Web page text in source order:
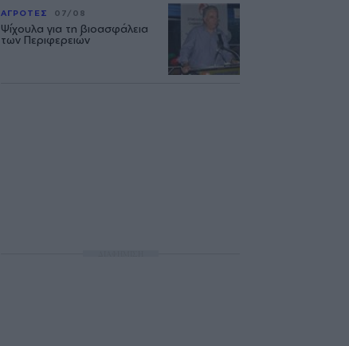
ΑΓΡΟΤΕΣ 07/08
Ψίχουλα για τη βιοασφάλεια
των Περιφερειών